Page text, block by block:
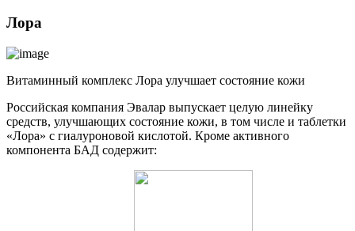
Лора
Витаминный комплекс Лора улучшает состояние кожи
Российская компания Эвалар выпускает целую линейку
средств, улучшающих состояние кожи, в том числе и таблетки
«Лора» с гиалуроновой кислотой. Кроме активного
компонента БАД содержит: